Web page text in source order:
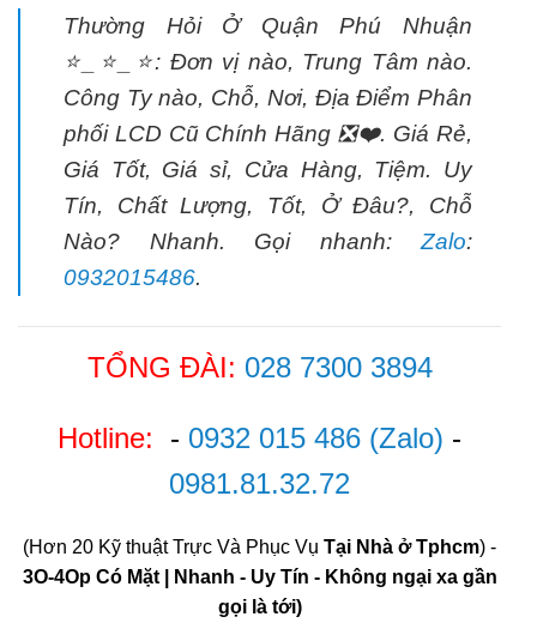
Thường Hỏi Ở Quận Phú Nhuận
⭐_⭐_⭐: Đơn vị nào, Trung Tâm nào.
Công Ty nào, Chỗ, Nơi, Địa Điểm Phân
phối LCD Cũ Chính Hãng ❎❤️. Giá Rẻ,
Giá Tốt, Giá sỉ, Cửa Hàng, Tiệm. Uy
Tín, Chất Lượng, Tốt, Ở Đâu?, Chỗ
Nào? Nhanh. Gọi nhanh:Zalo:
0932015486.
TỔNG ĐÀI: 028 7300 3894
Hotline: - 0932 015 486 (Zalo) -
0981.81.32.72
(Hơn 20 Kỹ thuật Trực Và Phục Vụ Tại Nhà ở Tphcm) -
3O-4Op Có Mặt | Nhanh - Uy Tín - Không ngại xa gần
gọi là tới)